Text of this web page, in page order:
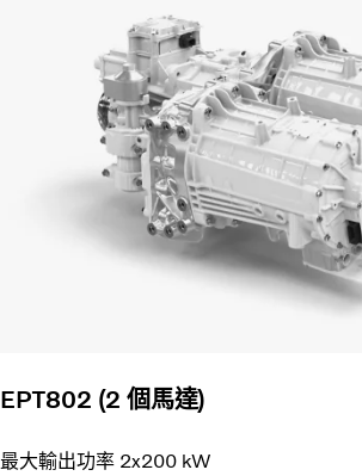
EPT802 (2 個馬達)
最大輸出功率 2x200 kW